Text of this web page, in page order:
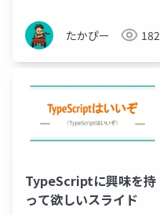
たかぴー 182
TypeScriptに興味を持
って欲しいスライド